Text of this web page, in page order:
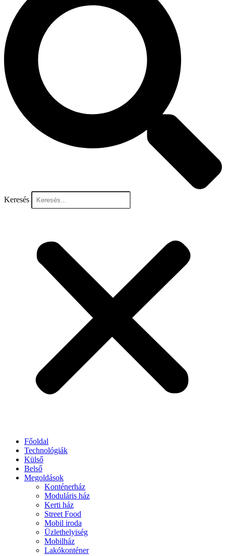
Keresés
Főoldal
Technológiák
Külső
Belső
Megoldások
Konténerház
Moduláris ház
Kerti ház
Street Food
Mobil iroda
Üzlethelyiség
Mobilház
Lakókonténer